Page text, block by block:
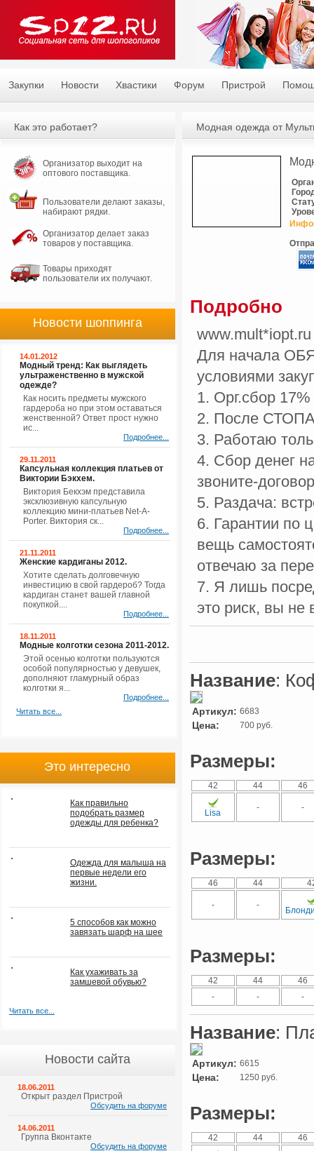
Закупки Новости Хвастики Форум Пристрой
Модная одежда от
Подробно
www.mult*iopt.ru
Для начала
условиями
1. Орг.сбор 17%
2. После СТОПА
3. Работаю
4. Сбор денег
звоните-
5. Раздача:
6. Гарантии по
вещь
отвечаю за
7. Я лишь
это риск, вы не
Название:
Артикул: 6683
Цена: 700 руб.
Размеры:
42 44 46
Lisa
- -
Размеры:
46 44
- -
Размеры:
42 44
46
-
- -
Название:
Артикул: 6615
Цена: 1250 руб.
Размеры:
42 44 46
Как это работает?
Организатор выходит на
оптового поставщика.
Пользователи делают заказы,
набирают рядки.
Организатор делает заказ
товаров у поставщика.
Товары приходят
пользователи их получают.
Новости шоппинга
14.01.2012
Модный тренд: Как выглядеть
ультраженственно в мужской
одежде?
Как носить предметы мужского
гардероба но при этом оставаться
женственной? Ответ прост нужно
ис...
Подробнее...
29.11.2011
Капсульная коллекция платьев от
Виктории Бэкхем.
Виктория Бекхэм представила
эксклюзивную капсульную
коллекцию мини-платьев Net-A-
Porter. Виктория ск...
Подробнее...
21.11.2011
Женские кардиганы 2012.
Хотите сделать долговечную
инвестицию в свой гардероб? Тогда
кардиган станет вашей главной
покупкой....
Подробнее...
18.11.2011
Модные колготки сезона 2011-2012.
Этой осенью колготки пользуются
особой популярностью у девушек,
дополняют гламурный образ
колготки я...
Подробнее...
Читать все...
Это интересно
Как правильно
подобрать размер
одежды для ребенка?
Одежда для малыша на
первые недели его
жизни.
5 способов как можно
завязать шарф на шее
Как ухаживать за
замшевой обувью?
Читать все...
Новости сайта
18.06.2011
Открыт раздел Пристрой
Обсудить на форуме
14.06.2011
Группа Вконтакте
Обсудить на форуме